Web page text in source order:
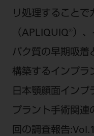
リ処理することで
（APLIQUIQ®）
パク質の早期吸着
構築するインプラ
日本顎顔面インプ
プラント手術関連
回の調査報告
企業情報
推奨環境 サイトマ